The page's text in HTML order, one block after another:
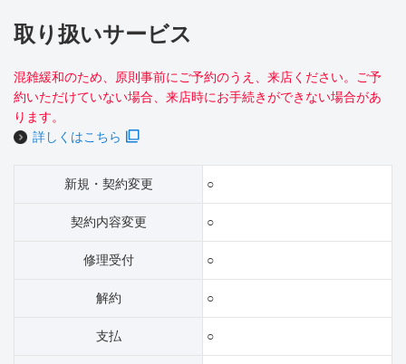
取り扱いサービス
混雑緩和のため、原則事前にご予約のうえ、来店ください。ご予
約いただけていない場合、来店時にお手続きができない場合があ
ります。
詳しくはこちら
新規・契約変更 ○
契約内容変更 ○
修理受付 ○
解約 ○
支払 ○